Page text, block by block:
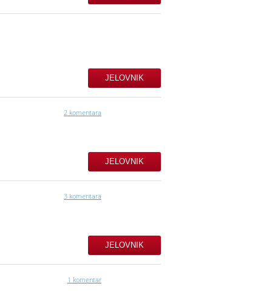
JELOVNIK
2 komentara
JELOVNIK
3 komentara
JELOVNIK
1 komentar